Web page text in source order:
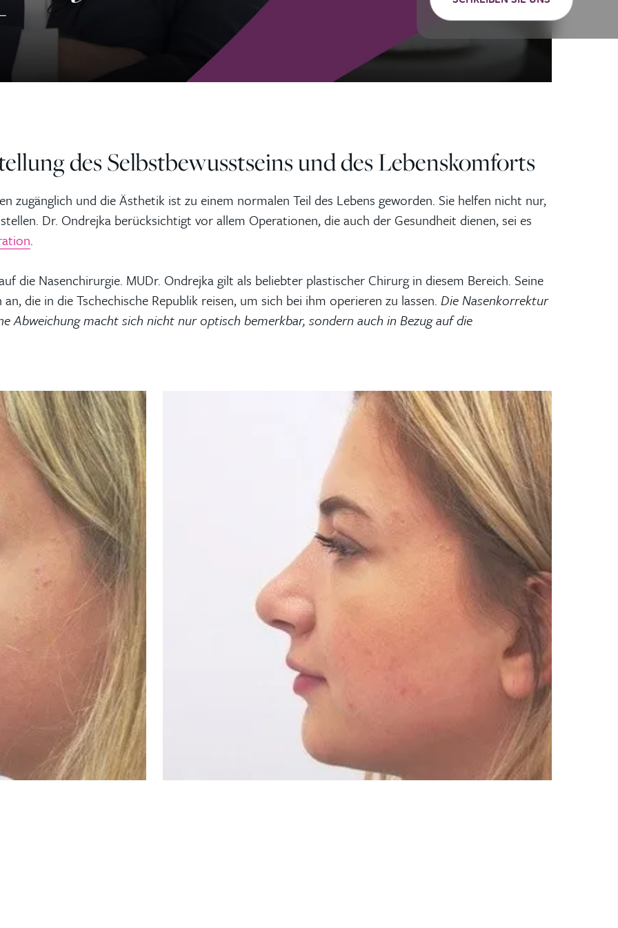
des Selbstbewusstseins und des Lebenskomforts
zugänglich und die Ästhetik ist zu einem normalen Teil des Lebens geworden. Sie helfen nicht nur,
Dr. Ondrejka berücksichtigt vor allem Operationen, die auch der Gesundheit dienen, sei es
.
die Nasenchirurgie. MUDr. Ondrejka gilt als beliebter plastischer Chirurg in diesem Bereich. Seine
die in die Tschechische Republik reisen, um sich bei ihm operieren zu lassen. Die Nasenkorrektur
Abweichung macht sich nicht nur optisch bemerkbar, sondern auch in Bezug auf die